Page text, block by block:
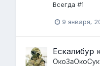
Всегда #1
9 января,
Ескалибур